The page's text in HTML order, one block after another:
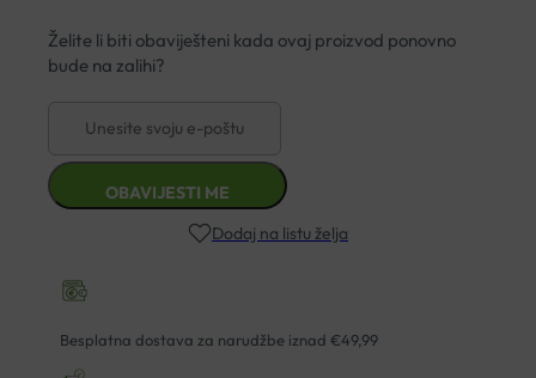
Dodaj na listu želja
Besplatna dostava za narudžbe iznad €49,99